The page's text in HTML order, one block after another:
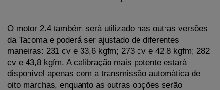
O motor 2.4 também será utilizado nas outras versões
da Tacoma e poderá ser ajustado de diferentes
maneiras: 231 cv e 33,6 kgfm; 273 cv e 42,8 kgfm; 282
cv e 43,8 kgfm. A calibração mais potente estará
disponível apenas com a transmissão automática de
oito marchas, enquanto as outras opções serão